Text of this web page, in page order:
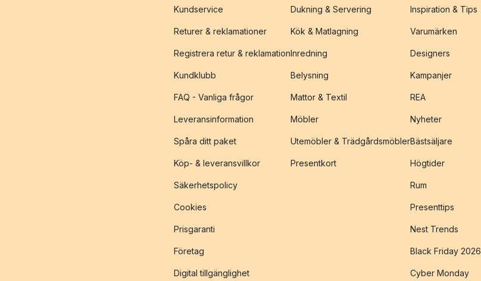
Kundservice
Returer & reklamationer
Registrera retur & reklamation
Kundklubb
FAQ - Vanliga frågor
Leveransinformation
Spåra ditt paket
Köp- & leveransvillkor
Säkerhetspolicy
Cookies
Prisgaranti
Företag
Digital tillgänglighet
Dukning & Servering
Kök & Matlagning
Inredning
Belysning
Mattor & Textil
Möbler
Utemöbler & Trädgårdsmöbler
Presentkort
Inspiration & Tips
Varumärken
Designers
Kampanjer
REA
Nyheter
Bästsäljare
Högtider
Rum
Presenttips
Nest Trends
Black Friday 2026
Cyber Monday